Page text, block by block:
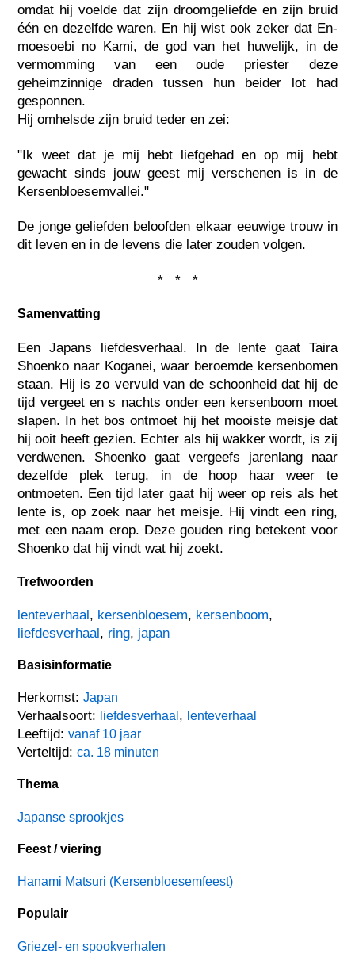
omdat hij voelde dat zijn droomgeliefde en zijn bruid
één en dezelfde waren. En hij wist ook zeker dat En-
moesoebi no Kami, de god van het huwelijk, in de
vermomming van een oude priester deze
geheimzinnige draden tussen hun beider lot had
gesponnen.
Hij omhelsde zijn bruid teder en zei:
"Ik weet dat je mij hebt liefgehad en op mij hebt
gewacht sinds jouw geest mij verschenen is in de
Kersenbloesemvallei."
De jonge geliefden beloofden elkaar eeuwige trouw in
dit leven en in de levens die later zouden volgen.
* * *
Samenvatting
Een Japans liefdesverhaal. In de lente gaat Taira
Shoenko naar Koganei, waar beroemde kersenbomen
staan. Hij is zo vervuld van de schoonheid dat hij de
tijd vergeet en s nachts onder een kersenboom moet
slapen. In het bos ontmoet hij het mooiste meisje dat
hij ooit heeft gezien. Echter als hij wakker wordt, is zij
verdwenen. Shoenko gaat vergeefs jarenlang naar
dezelfde plek terug, in de hoop haar weer te
ontmoeten. Een tijd later gaat hij weer op reis als het
lente is, op zoek naar het meisje. Hij vindt een ring,
met een naam erop. Deze gouden ring betekent voor
Shoenko dat hij vindt wat hij zoekt.
Trefwoorden
lenteverhaal, kersenbloesem, kersenboom,
liefdesverhaal, ring, japan
Basisinformatie
Herkomst:Japan
Verhaalsoort: liefdesverhaal , lenteverhaal
Leeftijd:vanaf 10 jaar
Verteltijd:ca. 18 minuten
Thema
Japanse sprookjes
Feest / viering
Hanami Matsuri (Kersenbloesemfeest)
Populair
Griezel- en spookverhalen